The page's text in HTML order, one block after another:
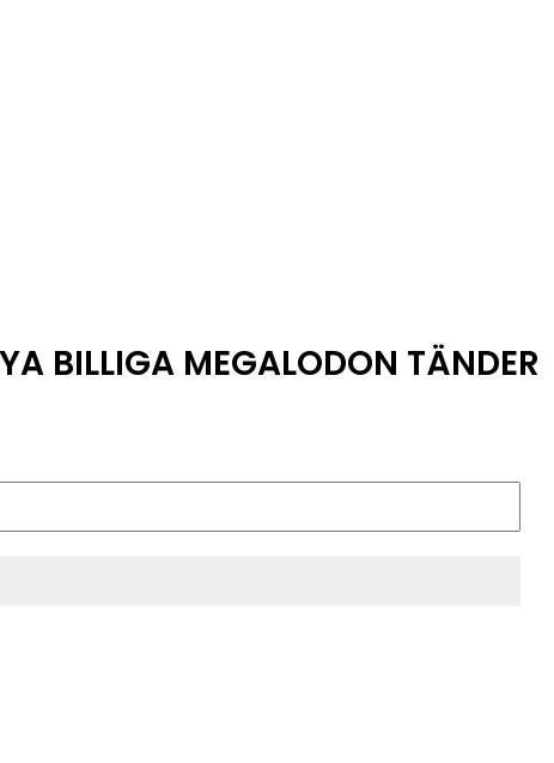
BILLIGA MEGALODON TÄNDER